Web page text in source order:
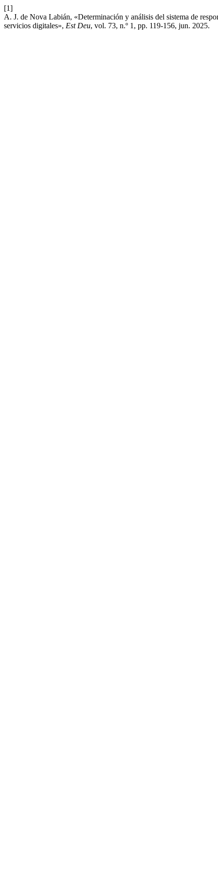
[1]
A. J. de Nova Labián, «Determinación y análisis del sistema de
servicios digitales», Est Deu, vol. 73, n.º 1, pp. 119-156, jun. 2025.